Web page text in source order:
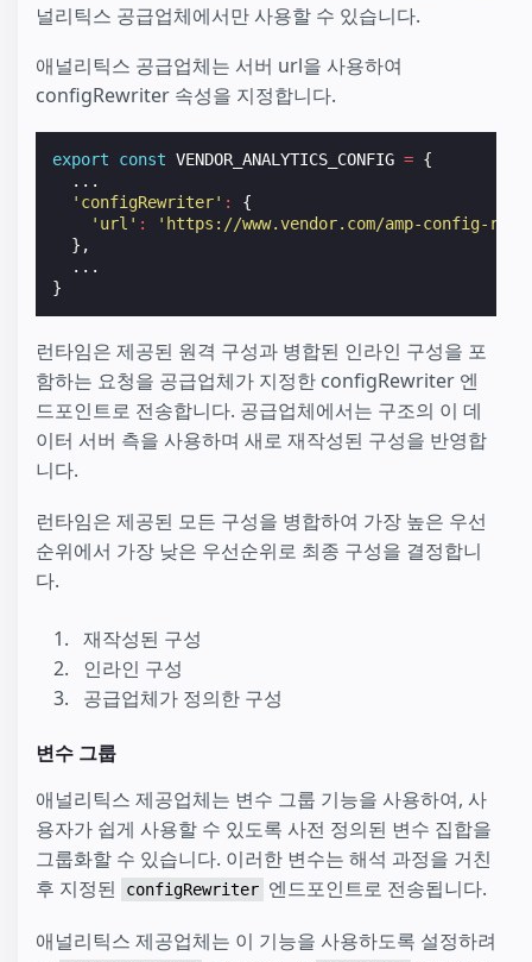
널리틱스 공급업체에서만 사용할 수 있습니다.
애널리틱스 공급업체는 서버 url을 사용하여
configRewriter 속성을 지정합니다.
export const VENDOR_ANALYTICS_CONFIG = {
...
'configRewriter' :
{
'url' :
'https://www.vendor.com/amp-config-
},
...
}
런타임은 제공된 원격 구성과 병합된 인라인 구성을 포
함하는 요청을 공급업체가 지정한 configRewriter 엔
드포인트로 전송합니다. 공급업체에서는 구조의 이 데
이터 서버 측을 사용하며 새로 재작성된 구성을 반영합
니다.
런타임은 제공된 모든 구성을 병합하여 가장 높은 우선
순위에서 가장 낮은 우선순위로 최종 구성을 결정합니
다.
재작성된 구성
인라인 구성
공급업체가 정의한 구성
변수 그룹
애널리틱스 제공업체는 변수 그룹 기능을 사용하여, 사
용자가 쉽게 사용할 수 있도록 사전 정의된 변수 집합을
그룹화할 수 있습니다. 이러한 변수는 해석 과정을 거친
후 지정된
configRewriter 엔드포인트로 전송됩니다.
애널리틱스 제공업체는 이 기능을 사용하도록 설정하려